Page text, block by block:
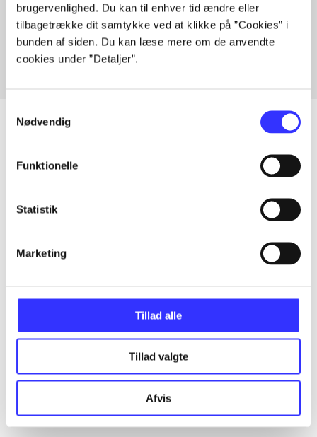
brugervenlighed. Du kan til enhver tid ændre eller
tilbagetrække dit samtykke ved at klikke på ”Cookies” i
bunden af siden. Du kan læse mere om de anvendte
cookies under ”Detaljer”.
Nødvendig
Funktionelle
Statistik
Marketing
Tillad alle
Tillad valgte
Afvis
Artikler med samme emner
Fra
Artikler